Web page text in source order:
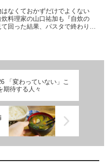
なくておかずだけでよくない
料理家の山口祐加も『自炊の
回った結果、パスタで終わり、
「変わっていない」こ
期待する人々